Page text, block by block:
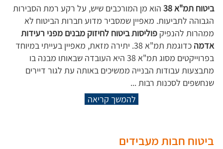
ביטוח תמ"א 38
הוא מן המורכבים שיש, על רקע רמת הסבירות
הגבוהה לתביעות. מאפיין שמסביר מדוע חברות הביטוח לא
ממהרות להנפיק פוליסות ביטוח לחיזוק מבנים מפני רעידות
אדמה
כדוגמת תמ"א 38. יתירה מזאת, מאפיין בעייתי במיוחד
בפרוייקטים מסוג תמ"א 38 היא העובדה שבאותו מבנה בו
מתבצעות עבודות הבנייה ממשיכים באותה עת לגור דיירים
שנחשפים לסכנות רבות ...
להמשך קריאה
ביטוח חבות מעבידים